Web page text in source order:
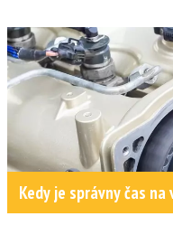
Kedy je správny čas